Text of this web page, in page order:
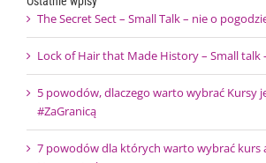
The Secret Sect – Small Talk – nie o
Lock of Hair that Made History – Small talk
5 powodów, dlaczego warto wybrać Kursy
#ZaGranicą
7 powodów dla których warto wybrać kurs